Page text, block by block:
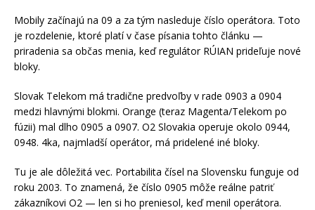
Mobily začínajú na 09 a za tým nasleduje číslo operátora. Toto
je rozdelenie, ktoré platí v čase písania tohto článku —
priradenia sa občas menia, keď regulátor RÚIAN prideľuje nové
bloky.
Slovak Telekom má tradične predvoľby v rade 0903 a 0904
medzi hlavnými blokmi. Orange (teraz Magenta/Telekom po
fúzii) mal dlho 0905 a 0907. O2 Slovakia operuje okolo 0944,
0948. 4ka, najmladší operátor, má pridelené iné bloky.
Tu je ale dôležitá vec. Portabilita čísel na Slovensku funguje od
roku 2003. To znamená, že číslo 0905 môže reálne patriť
zákazníkovi O2 — len si ho preniesol, keď menil operátora.